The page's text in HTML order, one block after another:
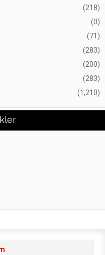
(218)
(0)
(71)
(283)
(200)
(283)
(1,210)